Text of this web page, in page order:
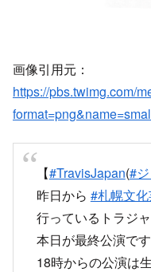
画像引用元：
https://pbs.twimg.com/
【#TravisJapan(#
昨日から #札幌文
行っているトラジャ
本日が最終公演で
18時からの公演は